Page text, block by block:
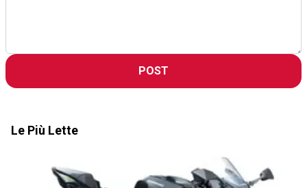
POST
Le Più Lette